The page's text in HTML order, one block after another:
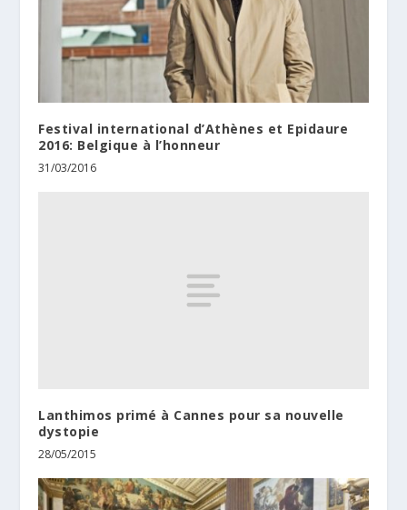
Festival international d’Athènes et Epidaure
2016: Belgique à l’honneur
31/03/2016
Lanthimos primé à Cannes pour sa nouvelle
dystopie
28/05/2015